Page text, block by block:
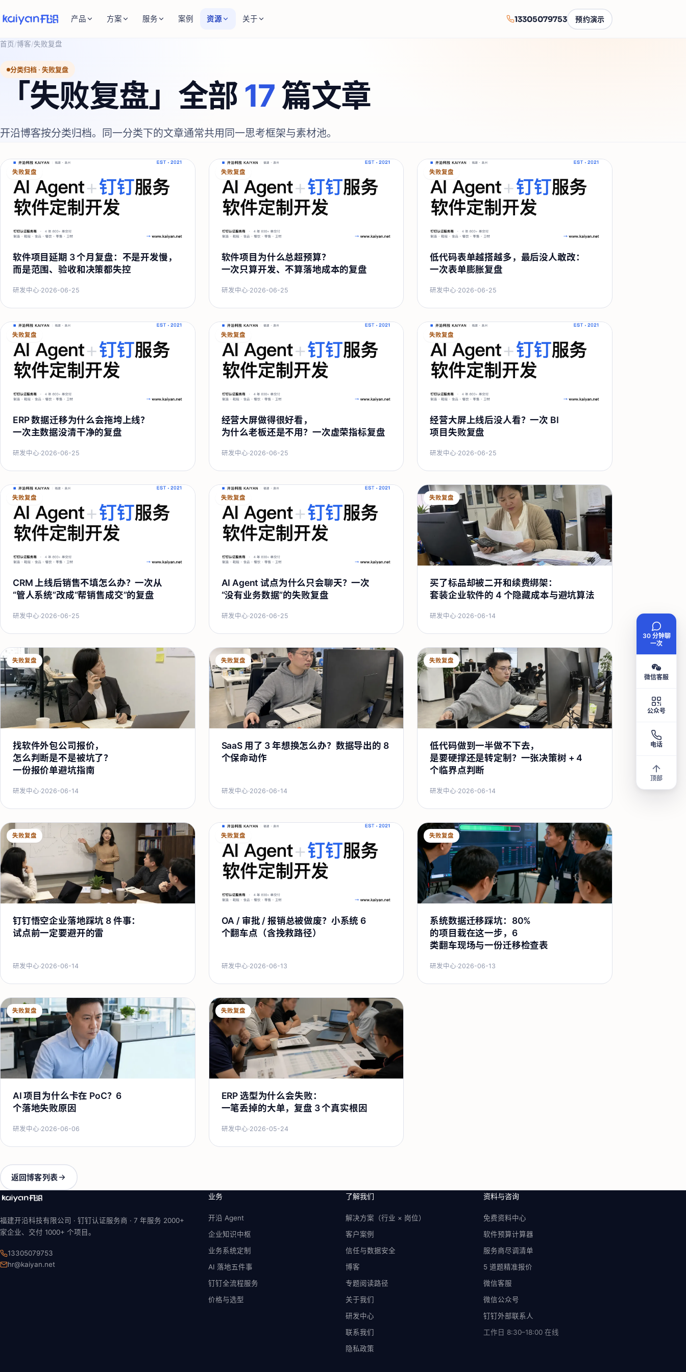
产品 方案 服务 案例 资源 关于 13305079753 预约演示
首页/博客/失败复盘
分类归档 · 失败复盘
「失败复盘」全部 17篇文章
开沿博客按分类归档。同一分类下的文章通常共用同一思考框架与素材池。
失败复盘
软件项目延期 3 个月复盘：不是开发慢，
而是范围、验收和决策都失控
研发中心·2026-06-25
失败复盘
软件项目为什么总超预算？
一次只算开发、不算落地成本的复盘
研发中心·2026-06-25
失败复盘
低代码表单越搭越多，最后没人敢改：
一次表单膨胀复盘
研发中心·2026-06-25
失败复盘
ERP 数据迁移为什么会拖垮上线？
一次主数据没清干净的复盘
研发中心·2026-06-25
失败复盘
经营大屏做得很好看，
为什么老板还是不用？一次虚荣指标复盘
研发中心·2026-06-25
失败复盘
经营大屏上线后没人看？一次 BI
项目失败复盘
研发中心·2026-06-25
失败复盘
CRM 上线后销售不填怎么办？一次从
“管人系统”改成“帮销售成交”的复盘
研发中心·2026-06-25
失败复盘
AI Agent 试点为什么只会聊天？一次
“没有业务数据”的失败复盘
研发中心·2026-06-25
失败复盘
买了标品却被二开和续费绑架：
套装企业软件的 4 个隐藏成本与避坑算法
研发中心·2026-06-14
失败复盘
找软件外包公司报价，
怎么判断是不是被坑了？
一份报价单避坑指南
研发中心·2026-06-14
失败复盘
SaaS 用了 3 年想换怎么办？数据导出的 8
个保命动作
研发中心·2026-06-14
失败复盘
低代码做到一半做不下去，
是要硬撑还是转定制？一张决策树 + 4
个临界点判断
研发中心·2026-06-14
失败复盘
钉钉悟空企业落地踩坑 8 件事：
试点前一定要避开的雷
研发中心·2026-06-14
失败复盘
OA / 审批 / 报销总被做废？小系统 6
个翻车点（含挽救路径）
研发中心·2026-06-13
失败复盘
系统数据迁移踩坑：80%
的项目栽在这一步，6
类翻车现场与一份迁移检查表
研发中心·2026-06-13
失败复盘
AI 项目为什么卡在 PoC？6
个落地失败原因
研发中心·2026-06-06
失败复盘
ERP 选型为什么会失败：
一笔丢掉的大单，复盘 3 个真实根因
研发中心·2026-05-24
返回博客列表
福建开沿科技有限公司 · 钉钉认证服务商 · 7 年服务 2000+
家企业、交付 1000+ 个项目。
13305079753
hr@kaiyan.net
业务
开沿 Agent
企业知识中枢
业务系统定制
AI 落地五件事
钉钉全流程服务
价格与选型
了解我们
解决方案（行业 × 岗位）
客户案例
信任与数据安全
博客
专题阅读路径
关于我们
研发中心
联系我们
隐私政策
资料与咨询
免费资料中心
软件预算计算器
服务商尽调清单
5 道题精准报价
微信客服
微信公众号
钉钉外部联系人
工作日 8:30–18:00 在线
30 分钟聊
一次
微信客服
公众号
电话
顶部